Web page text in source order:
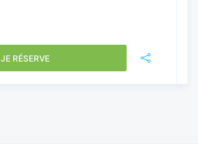
JE RÉSERVE